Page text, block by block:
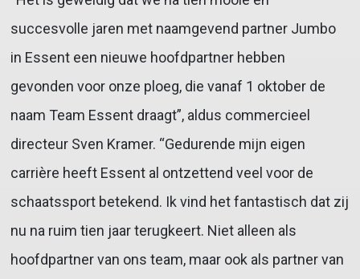
succesvolle jaren met naamgevend partner Jumbo
in Essent een nieuwe hoofdpartner hebben
gevonden voor onze ploeg, die vanaf 1 oktober de
naam Team Essent draagt”, aldus commercieel
directeur Sven Kramer. “Gedurende mijn eigen
carrière heeft Essent al ontzettend veel voor de
schaatssport betekend. Ik vind het fantastisch dat zij
nu na ruim tien jaar terugkeert. Niet alleen als
hoofdpartner van ons team, maar ook als partner van